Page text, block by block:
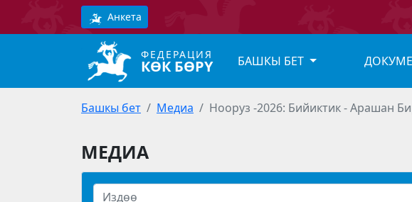
Анкета
ФЕДЕРАЦИЯ
КӨК БӨРҮ БАШКЫ БЕТ
Башкы бет Медиа Нооруз -2026: Бийиктик - Арашан
МЕДИА